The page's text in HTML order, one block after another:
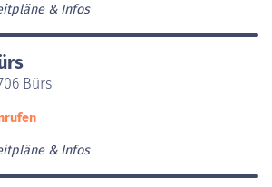
& Infos
Bürs
& Infos